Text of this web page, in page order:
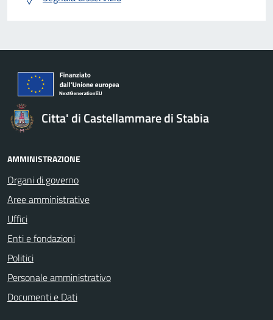
Citta' di Castellammare di Stabia
AMMINISTRAZIONE
Organi di governo
Aree amministrative
Uffici
Enti e fondazioni
Politici
Personale amministrativo
Documenti e Dati